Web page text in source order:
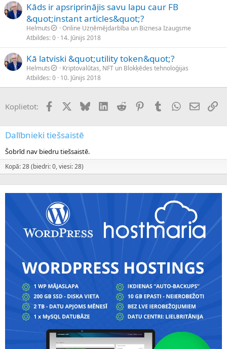
Kāds ir apsriprinājis savu lapu caur FB
&quot;instant articles&quot;?
Helmuts
Online Uzņēmējdarbība un Biznesa Izaugsme
Atbildes 0 14. Jūnijs 2018
Kā latviski &quot;utility token&quot;?
Helmuts
Kriptovalūtas, NFT un Blokķēdes tehnoloģijas
Atbildes 0 10. Jūnijs 2018
Koplietot: FacebookX (Twitter)
BlueskyLinkedInReddit PinterestTumblrWhatsApp
E-pasts
Dalībnieki tiešsaistē
Šobrīd nav biedru tiešsaistē.
Kopā: 28 (biedri: 0, viesi: 28)